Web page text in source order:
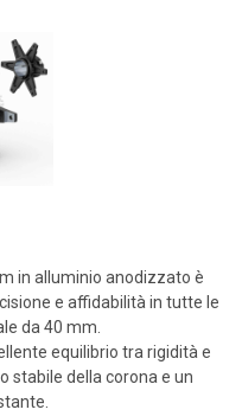
in alluminio anodizzato è
e affidabilità in tutte le
da 40 mm.
equilibrio tra rigidità e
stabile della corona e un